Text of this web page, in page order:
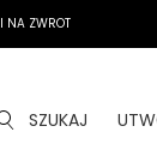
NA ZWROT
SZUKAJ